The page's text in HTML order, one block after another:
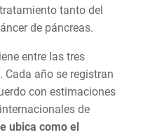
tanto del
de páncreas.
entre las tres
Cada año se registran
con estimaciones
de
ubica como el